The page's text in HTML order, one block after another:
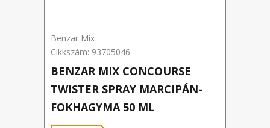
Benzar Mix
Cikkszám: 93705046
BENZAR MIX CONCOURSE
TWISTER SPRAY MARCIPÁN-
FOKHAGYMA 50 ML